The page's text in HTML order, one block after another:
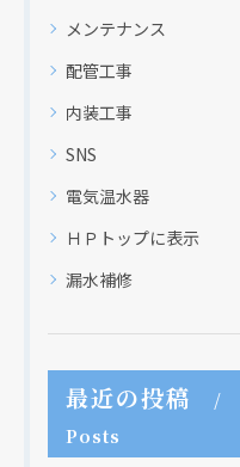
メンテナンス
配管工事
内装工事
SNS
電気温水器
ＨＰトップに表示
漏水補修
最近の投稿
Posts